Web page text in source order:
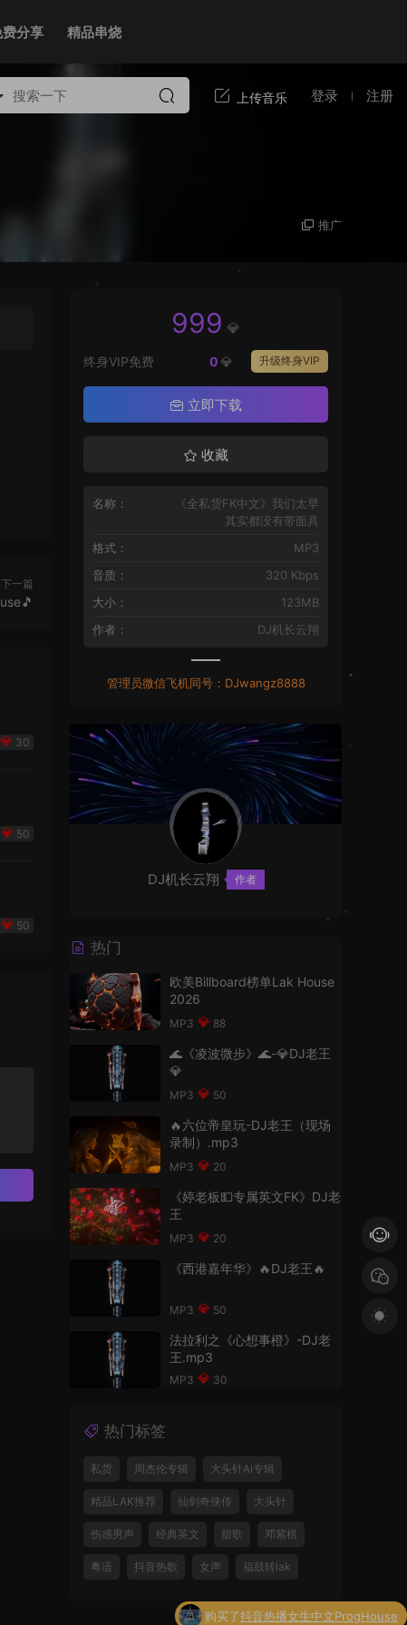
分享 精品串烧
登录 注册
推广
下一篇
30
50
50
999 💎
终身VIP免费 升级终身VIP
0💎
立即下载
收藏
名称：
《全私货FK中文》我们太早
其实都没有带面具
格式：
MP3
音质：
320 Kbps
大小：
123MB
作者：
DJ机长云翔
管理员微信飞机同号：DJwangz8888
DJ机长云翔 作者
热门
欧美Billboard榜单Lak House
2026
88
🌊《凌波微步》🌊-💎DJ老王
💎
50
🔥六位帝皇玩-DJ老王（现场
录制）.mp3
20
《婷老板💵专属英文FK》DJ老
王
20
《西港嘉年华》🔥DJ老王🔥
50
法拉利之《心想事橙》-DJ老
王.mp3
30
热门标签
私货 周杰伦专辑 大头针Ai专辑
精品LAK推荐 仙剑奇侠传 大头针
伤感男声 经典英文 甜歌 邓紫棋
粤语 抖音热歌 女声 福鼓转lak
购买了抖音热播女生中文ProgHouse